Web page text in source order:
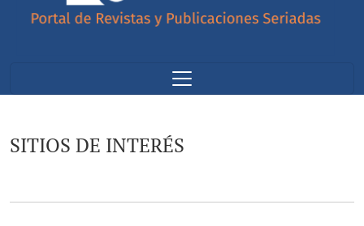
SITIOS DE INTERÉS